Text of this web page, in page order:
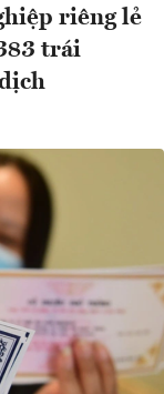
riêng lẻ
trái